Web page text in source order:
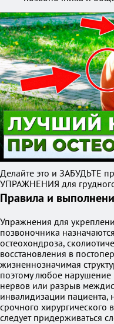
Делайте это и ЗАБУДЬТЕ
УПРАЖНЕНИЯ для
Правила и
Упражнения для
позвоночника
остеохондроза,
восстановления в
жизненнозначимая
поэтому любое
нервов или разрыв
инвалидизации пациента,
срочного хирургического
следует придерживаться